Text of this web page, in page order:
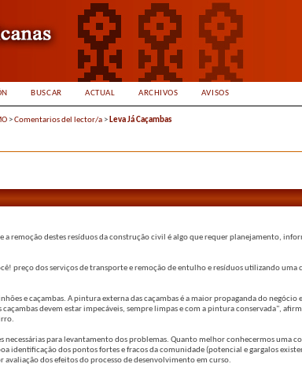
BUSCAR ACTUAL ARCHIVOS AVISOS
>Comentarios del lector/a > Leva Já Caçambas
a remoção destes resíduos da construção civil é algo que requer planejamento,
preço dos serviços de transporte e remoção de entulho e resíduos utilizando uma
e caçambas. A pintura externa das caçambas é a maior propaganda do negócio
devem estar impecáveis, sempre limpas e com a pintura conservada",
necessárias para levantamento dos problemas. Quanto melhor conhecermos uma
identificação dos pontos fortes e fracos da comunidade (potencial e gargalos
dos efeitos do processo de desenvolvimento em curso.